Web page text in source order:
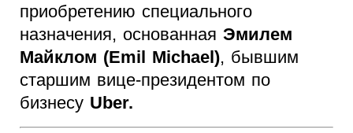
приобретению специального
назначения, основанная Эмилем
Майклом (Emil Michael), бывшим
старшим вице-президентом по
бизнесу Uber.